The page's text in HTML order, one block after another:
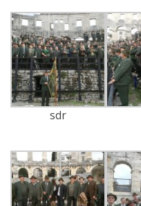
sdr